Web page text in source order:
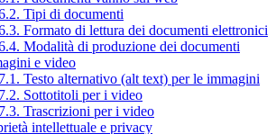
Tipi di documenti
Formato di lettura dei documenti elettronici
Modalità di produzione dei documenti
e video
Testo alternativo (alt text) per le immagini
Sottotitoli per i video
Trascrizioni per i video
intellettuale e privacy